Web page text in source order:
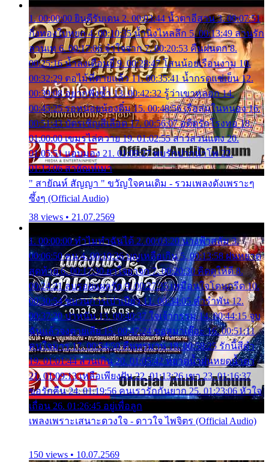
1. 00:00:00 ยินดีรับเดน 2. 00:03:44 น้ำตาอีสาน 3. 00:07:51
กิ่งทองใบหยก 4. 00:10:35 น้ำนิ่งไหลลึก 5. 00:13:49 ลานรัก
ลานเท 6. 00:17:06 จำใจจาก 7. 00:20:53 คืนฝนตก 8.
00:25:16 น้ำลงเดือนยี่ 9. 00:28:47 โสนน้อยเรือนงาม 10.
00:32:29 ตอไม้ที่ตายแล้ว 11. 00:35:41 น้ำกรดแช่เย็น 12.
00:39:08 อยากฟังซ้ำ 13. 00:42:32 รู้ว่าเขาหลอก 14.
00:45:25 รอหน่อยน้องติ๋ม 15. 00:48:56 เรือล่มในหนอง 16.
00:51:43 บัตรเชิญสีเลือด 17. 00:56:07 อดีตรักโรงทอ 18.
01:00:00 เขมรไล่ควาย 19. 01:02:55 สาวสวนแตง 20.
01:05:51 แอบมอง 21. 01:09:27 พบรักปากน้ำโพ 22.
01:13:06 สายัณห์เมา
" สายัณห์ สัญญา " ขวัญใจคนเดิม - รวมเพลงดังเพราะๆ
ซึ้งๆ (Official Audio)
38 views • 21.07.2569
1. 00:00:00 ทำไมทำฉันได้ 2. 00:03:20 นางฟ้าสลัม 3.
00:06:50 คน 4. 00:10:36 บุญเหลือเกิน 5. 00:13:58 ฝนหยาด
สุดท้าย 6. 00:17:30 ยาใจยาจก 7. 00:20:30 คิดดูให้ดี 8.
00:24:21 ลบรอยแผลรัก 9. 00:27:35 เหมือนใจโดนกรีด 10.
00:30:54 ขบวนการเปาเปียว 11. 00:34:05 คำรำพัน 12.
00:37:20 ปาหนัน 13. 00:40:37 ใจเจ้ากรรม 14. 00:44:15 จูบ
ฉันแล้วจงตายเสีย 15. 00:47:24 ขอสูมาเต๊อะ 16. 00:51:11
คนใจมาร 17. 00:54:50 คืนทรมาน 18. 00:58:25 รักนี้สีดำ
19. 01:01:44 ส่วนเกิน 20. 01:05:42 หยาดน้ำฝนหยดน้ำตา
21. 01:09:13 เหลือเพียงฝัน 22. 01:13:26 เขา 23. 01:16:37
ขอรักคืน 24. 01:19:56 คนเรารักกันยาก 25. 01:23:06 หัวใจ
เถื่อน 26. 01:26:45 อยู่เพื่อลูก
เพลงเพราะเสนาะดวงใจ - ดาวใจ ไพจิตร (Official Audio)
150 views • 10.07.2569